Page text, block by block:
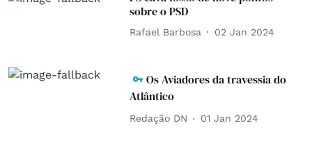
sobre o PSD
Rafael Barbosa 02 Jan 2024
Os Aviadores da travessia do
Atlântico
Redação DN 01 Jan 2024